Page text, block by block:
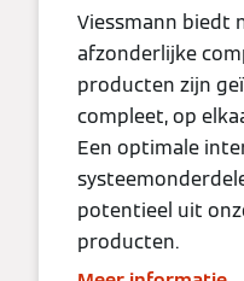
Viessmann biedt
afzonderlijke
producten zijn
compleet, op
Een optimale
potentieel uit
producten.